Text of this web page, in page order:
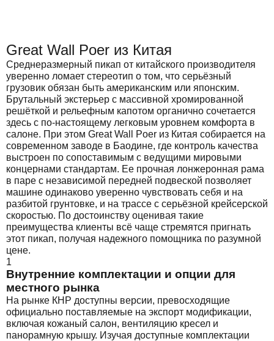
Great Wall Poer из Китая
Среднеразмерный пикап от китайского производителя
уверенно ломает стереотип о том, что серьёзный
грузовик обязан быть американским или японским.
Брутальный экстерьер с массивной хромированной
решёткой и рельефным капотом органично сочетается
здесь с по-настоящему легковым уровнем комфорта в
салоне. При этом Great Wall Poer из Китая собирается на
современном заводе в Баодине, где контроль качества
выстроен по сопоставимым с ведущими мировыми
концернами стандартам. Ее прочная лонжеронная рама
в паре с независимой передней подвеской позволяет
машине одинаково уверенно чувствовать себя и на
разбитой грунтовке, и на трассе с серьёзной крейсерской
скоростью. По достоинству оценивая такие
преимущества клиенты всё чаще стремятся пригнать
этот пикап, получая надежного помощника по разумной
цене.
1
Внутренние комплектации и опции для
местного рынка
На рынке КНР доступны версии, превосходящие
официально поставляемые на экспорт модификации,
включая кожаный салон, вентиляцию кресел и
панорамную крышу. Изучая доступные комплектации